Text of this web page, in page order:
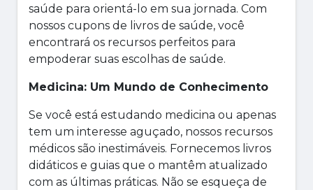
saúde para orientá-lo em sua jornada. Com
nossos cupons de livros de saúde, você
encontrará os recursos perfeitos para
empoderar suas escolhas de saúde.
Medicina: Um Mundo de Conhecimento
Se você está estudando medicina ou apenas
tem um interesse aguçado, nossos recursos
médicos são inestimáveis. Fornecemos livros
didáticos e guias que o mantêm atualizado
com as últimas práticas. Não se esqueça de